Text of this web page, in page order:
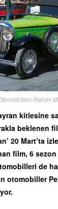
Rahmi
kitlesine
beklenen
20 Mart’ta
film, 6
de
otomobiller